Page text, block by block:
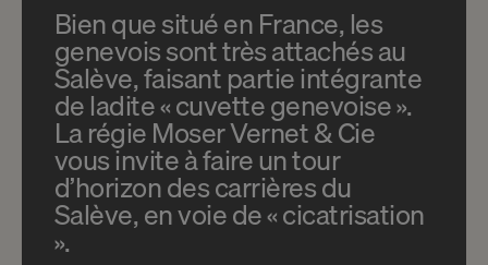
Bien que situé en France, les
genevois sont très attachés au
Salève, faisant partie intégrante
de ladite « cuvette genevoise ».
La régie Moser Vernet & Cie
vous invite à faire un tour
d’horizon des carrières du
Salève, en voie de « cicatrisation
».